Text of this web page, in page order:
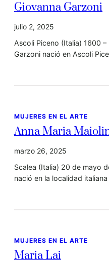
Giovanna Garzoni
julio 2, 2025
Ascoli Piceno (Italia) 1600
Garzoni nació en Ascoli
MUJERES EN EL ARTE
Anna Maria
marzo 26, 2025
Scalea (Italia) 20 de mayo
nació en la localidad
MUJERES EN EL ARTE
Maria Lai